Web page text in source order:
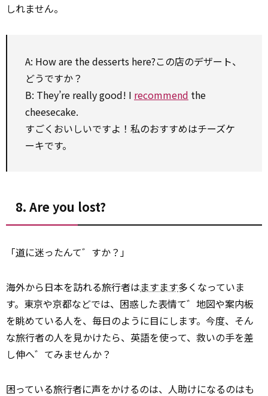
しれません。
A: How are the desserts here?この店のデザート、
どうですか？
B: They’re really good! I recommend the
cheesecake.
すごくおいしいですよ！私のおすすめはチーズケ
ーキです。
8. Are you lost?
「道に迷ったんて゛すか？」
海外から日本を訪れる旅行者はますます多くなっていま
す。東京や京都などでは、困惑した表情て゛地図や案内板
を眺めている人を、毎日のように目にします。今度、そん
な旅行者の人を見かけたら、英語を使って、救いの手を差
し伸へ゛てみませんか？
困っている旅行者に声をかけるのは、人助けになるのはも